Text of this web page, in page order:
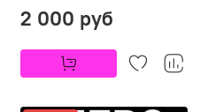
2 000 руб